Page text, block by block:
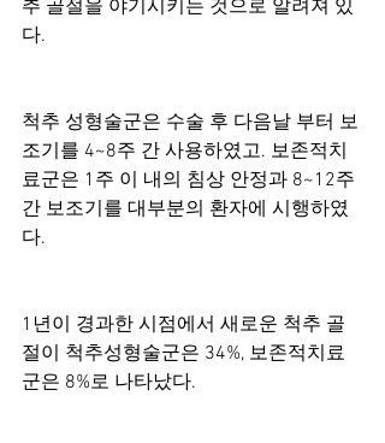
추 골절을 야기시키는 것으로 알려져 있
다.
척추 성형술군은 수술 후 다음날 부터 보
조기를 4~8주 간 사용하였고. 보존적치
료군은 1주 이 내의 침상 안정과 8~12주
간 보조기를 대부분의 환자에 시행하였
다.
1년이 경과한 시점에서 새로운 척추 골
절이 척추성형술군은 34%, 보존적치료
군은 8%로 나타났다.